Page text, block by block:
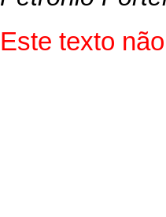
Este texto